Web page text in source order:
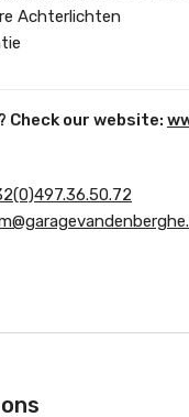
Achterlichten
Check our website: